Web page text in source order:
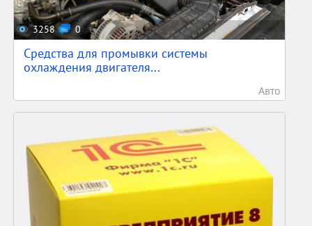
3258 0
Средства для промывки системы
охлаждения двигателя...
Авто